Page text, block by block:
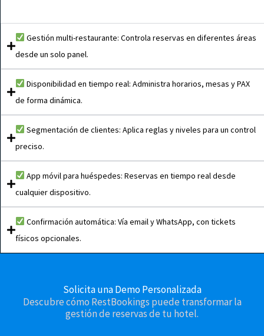
Gestión multi-restaurante: Controla reservas en diferentes áreas
desde un solo panel.
Disponibilidad en tiempo real: Administra horarios, mesas y PAX
de forma dinámica.
Segmentación de clientes: Aplica reglas y niveles para un control
preciso.
App móvil para huéspedes: Reservas en tiempo real desde
cualquier dispositivo.
Confirmación automática: Vía email y WhatsApp, con tickets
físicos opcionales.
Solicita una Demo Personalizada
Descubre cómo RestBookings puede transformar la
gestión de reservas de tu hotel.